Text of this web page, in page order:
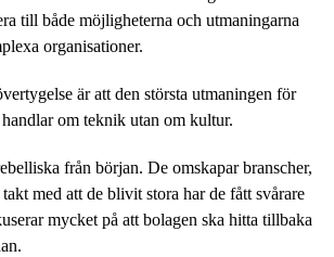
till både möjligheterna och utmaningarna
organisationer.
är att den största utmaningen för
om teknik utan om kultur.
från början. De omskapar branscher,
med att de blivit stora har de fått svårare
mycket på att bolagen ska hitta tillbaka